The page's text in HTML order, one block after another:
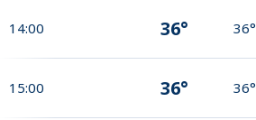
14:00 36° 36°
15:00 36° 36°